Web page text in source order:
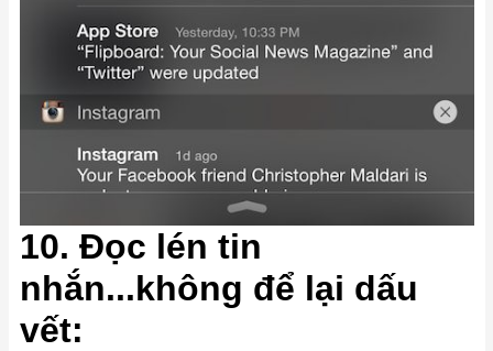
10. Đọc lén tin
nhắn...không để lại dấu
vết: